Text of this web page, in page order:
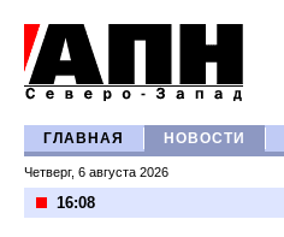
ГЛАВНАЯ НОВОСТИ
Четверг, 6 августа 2026
16:08